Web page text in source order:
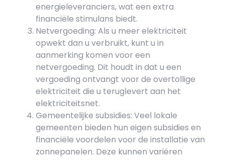
energieleveranciers, wat een extra
financiële stimulans biedt.
Netvergoeding: Als u meer elektriciteit
opwekt dan u verbruikt, kunt u in
aanmerking komen voor een
netvergoeding. Dit houdt in dat u een
vergoeding ontvangt voor de overtollige
elektriciteit die u teruglevert aan het
elektriciteitsnet.
Gemeentelijke subsidies: Veel lokale
gemeenten bieden hun eigen subsidies en
financiële voordelen voor de installatie van
zonnepanelen. Deze kunnen variëren